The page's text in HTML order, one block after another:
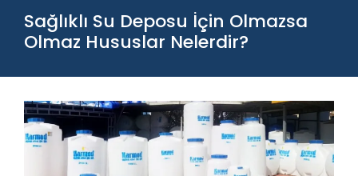
Sağlıklı Su Deposu İçin Olmazsa
Olmaz Hususlar Nelerdir?